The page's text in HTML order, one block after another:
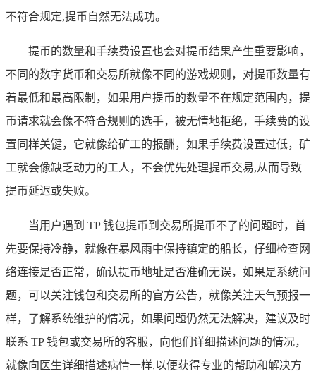
不符合规定,提币自然无法成功。
提币的数量和手续费设置也会对提币结果产生重要影响，
不同的数字货币和交易所就像不同的游戏规则，对提币数量有
着最低和最高限制，如果用户提币的数量不在规定范围内，提
币请求就会像不符合规则的选手，被无情地拒绝，手续费的设
置同样关键，它就像给矿工的报酬，如果手续费设置过低，矿
工就会像缺乏动力的工人，不会优先处理提币交易,从而导致
提币延迟或失败。
当用户遇到 TP 钱包提币到交易所提币不了的问题时，首
先要保持冷静，就像在暴风雨中保持镇定的船长，仔细检查网
络连接是否正常，确认提币地址是否准确无误，如果是系统问
题，可以关注钱包和交易所的官方公告，就像关注天气预报一
样，了解系统维护的情况，如果问题仍然无法解决，建议及时
联系 TP 钱包或交易所的客服，向他们详细描述问题的情况，
就像向医生详细描述病情一样,以便获得专业的帮助和解决方